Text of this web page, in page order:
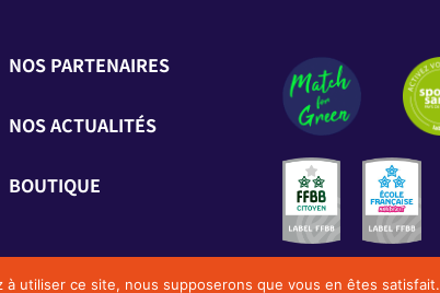
NOS PARTENAIRES
NOS ACTUALITÉS
BOUTIQUE
utiliser ce site, nous supposerons que vous en êtes satisfait.